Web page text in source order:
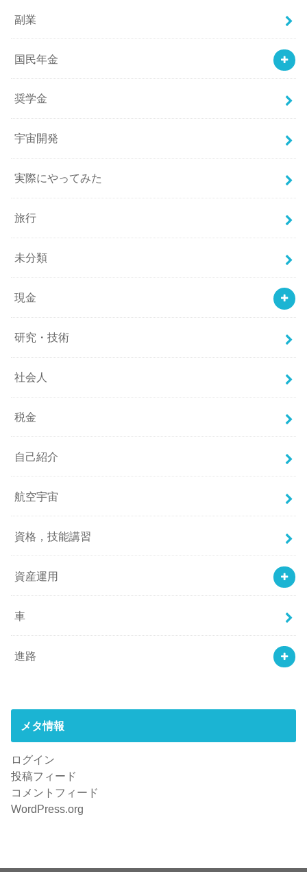
副業
国民年金
奨学金
宇宙開発
実際にやってみた
旅行
未分類
現金
研究・技術
社会人
税金
自己紹介
航空宇宙
資格，技能講習
資産運用
車
進路
メタ情報
ログイン
投稿フィード
コメントフィード
WordPress.org